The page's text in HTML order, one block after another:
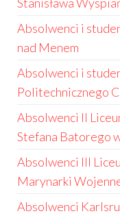
Absolwenci i
nad Menem
Absolwenci i
Politechnicznego
Absolwenci II
Stefana Batorego
Absolwenci III
Marynarki
Absolwenci